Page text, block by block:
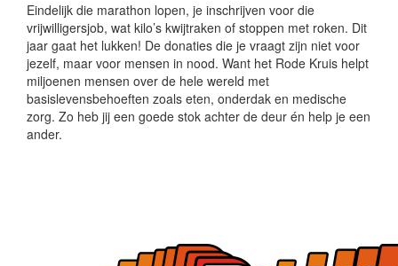
Eindelijk die marathon lopen, je inschrijven voor die
vrijwilligersjob, wat kilo’s kwijtraken of stoppen met roken. Dit
jaar gaat het lukken! De donaties die je vraagt zijn niet voor
jezelf, maar voor mensen in nood. Want het Rode Kruis helpt
miljoenen mensen over de hele wereld met
basislevensbehoeften zoals eten, onderdak en medische
zorg. Zo heb jij een goede stok achter de deur én help je een
ander.